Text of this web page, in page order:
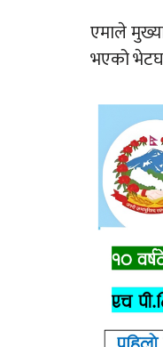
एमाले
भएको